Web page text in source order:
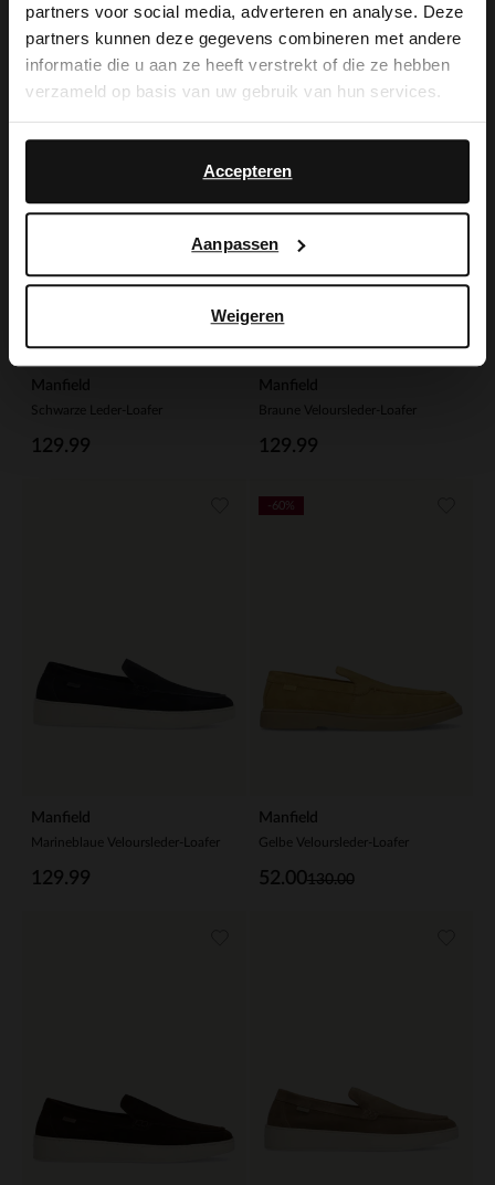
partners voor social media, adverteren en analyse. Deze
partners kunnen deze gegevens combineren met andere
informatie die u aan ze heeft verstrekt of die ze hebben
verzameld op basis van uw gebruik van hun services.
Accepteren
Aanpassen
Weigeren
129.99 129.99
90.99
Manfield
Schwarze Leder-Loafer
129.99
Manfield
Braune Veloursleder-Loafer
129.99
Manfield
Marineblaue Veloursleder-Loafer
129.99
Manfield
Gelbe Veloursleder-Loafer
130.00
52.00
-60%
It looks like your language isn't Dutch. Would
you like to switch to English?
English